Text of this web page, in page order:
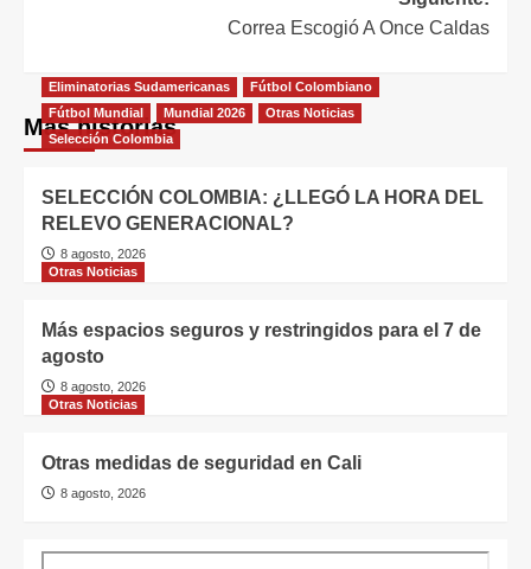
Correa Escogió A Once Caldas
Más historias
Eliminatorias Sudamericanas
Fútbol Colombiano
Fútbol Mundial
Mundial 2026
Otras Noticias
Selección Colombia
SELECCIÓN COLOMBIA: ¿LLEGÓ LA HORA DEL
RELEVO GENERACIONAL?
8 agosto, 2026
Otras Noticias
Más espacios seguros y restringidos para el 7 de
agosto
8 agosto, 2026
Otras Noticias
Otras medidas de seguridad en Cali
8 agosto, 2026